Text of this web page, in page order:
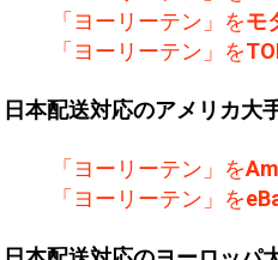
「ヨーリーテン」をモ
「ヨーリーテン」を
日本配送対応のアメリカ大
「ヨーリーテン」を
「ヨーリーテン」を